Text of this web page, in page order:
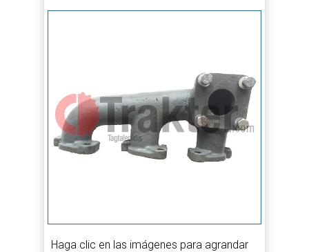
Haga clic en las imágenes para agrandar